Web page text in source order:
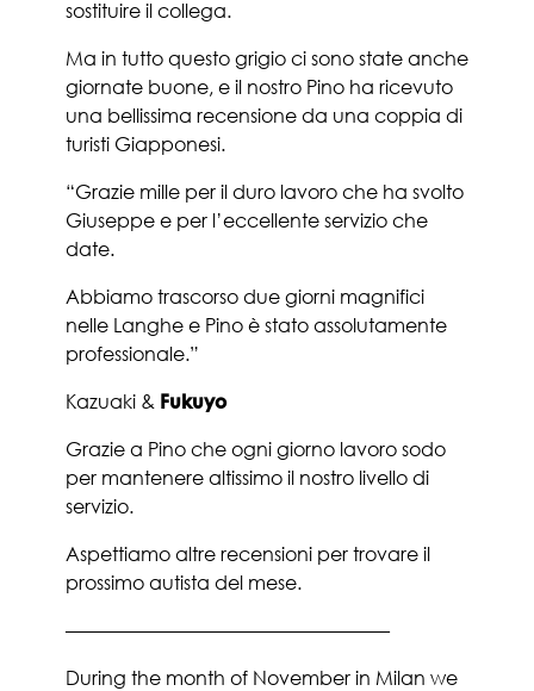
sostituire il collega.
Ma in tutto questo grigio ci sono state anche
giornate buone, e il nostro Pino ha ricevuto
una bellissima recensione da una coppia di
turisti Giapponesi.
“Grazie mille per il duro lavoro che ha svolto
Giuseppe e per l’eccellente servizio che
date.
Abbiamo trascorso due giorni magnifici
nelle Langhe e Pino è stato assolutamente
professionale.”
Kazuaki & Fukuyo
Grazie a Pino che ogni giorno lavoro sodo
per mantenere altissimo il nostro livello di
servizio.
Aspettiamo altre recensioni per trovare il
prossimo autista del mese.
—————————————————
During the month of November in Milan we